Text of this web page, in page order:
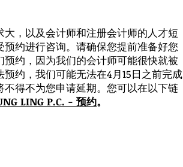
，以及会计师和注册会计师的人才短
约进行咨询。请确保您提前准备好您
约，因为我们的会计师可能很快就被
约，我们可能无法在4月15日之前完成
不得不为您申请延期。您可以在以下链
LING P.C. - 预约。